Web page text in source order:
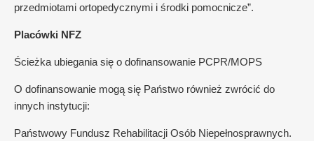
przedmiotami ortopedycznymi i środki pomocnicze”.
Placówki NFZ
Ścieżka ubiegania się o dofinansowanie PCPR/MOPS
O dofinansowanie mogą się Państwo również zwrócić do
innych instytucji:
Państwowy Fundusz Rehabilitacji Osób Niepełnosprawnych.